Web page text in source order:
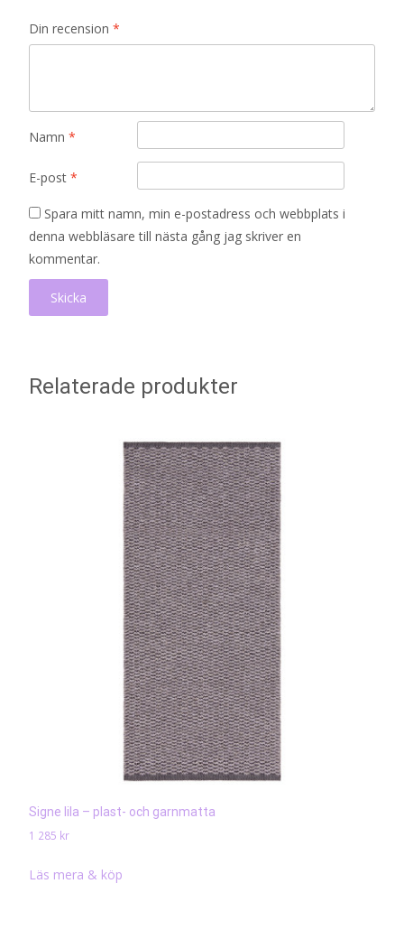
Din recension *
Namn *
E-post *
Spara mitt namn, min e-postadress och webbplats i
denna webbläsare till nästa gång jag skriver en
kommentar.
Relaterade produkter
Signe lila – plast- och garnmatta
1 285 kr
Läs mera & köp